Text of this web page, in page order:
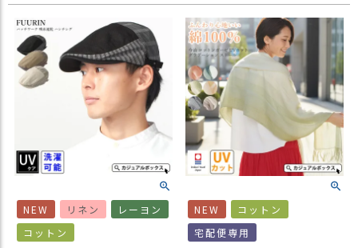
NEW リネン
レーヨン
コットン
NEW
コットン
宅配便専用